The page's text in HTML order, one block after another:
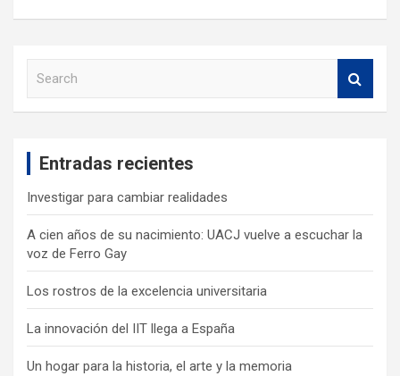
Entradas recientes
Investigar para cambiar realidades
A cien años de su nacimiento: UACJ vuelve a escuchar la
voz de Ferro Gay
Los rostros de la excelencia universitaria
La innovación del IIT llega a España
Un hogar para la historia, el arte y la memoria